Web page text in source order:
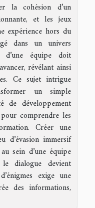
la cohésion d’un
et les jeux
expérience hors du
dans un univers
d’une équipe doit
révélant ainsi
Ce sujet intrigue
un simple
de développement
comprendre les
Créer une
d’évasion immersif
sein d’une équipe
dialogue devient
exige une
des informations,